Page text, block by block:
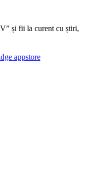
și fii la curent cu știri,